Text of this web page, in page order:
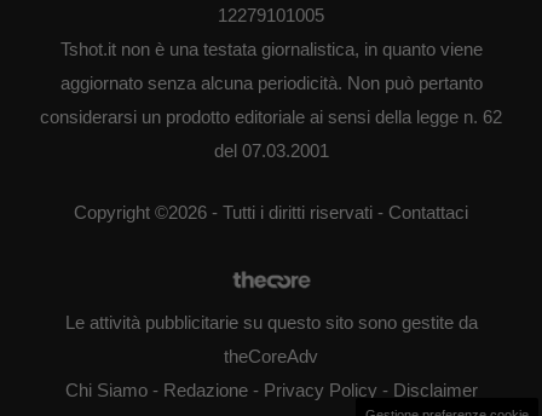
12279101005
Tshot.it non è una testata giornalistica, in quanto viene
aggiornato senza alcuna periodicità. Non può pertanto
considerarsi un prodotto editoriale ai sensi della legge n. 62
del 07.03.2001
Copyright ©2026 - Tutti i diritti riservati - Contattaci
Le attività pubblicitarie su questo sito sono gestite da
theCoreAdv
Chi Siamo- Redazione- Privacy Policy - Disclaimer